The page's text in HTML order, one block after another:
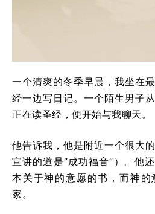
一个清爽的冬季早晨，我坐在
经一边写日记。一个陌生男子
正在读圣经，便开始与我聊天。
他告诉我，他是附近一个很大
宣讲的道是“成功福音”）。他
本关于神的意愿的书，而神的
家。